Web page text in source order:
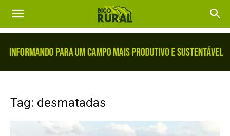
Tag: desmatadas